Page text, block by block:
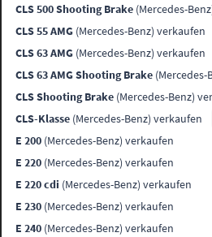
CLS 500 Shooting Brake (Mercedes-
CLS 55 AMG (Mercedes-Benz) verkaufen
CLS 63 AMG (Mercedes-Benz) verkaufen
CLS 63 AMG Shooting Brake (Mercedes-
CLS Shooting Brake (Mercedes-Benz)
CLS-Klasse (Mercedes-Benz) verkaufen
E 200 (Mercedes-Benz) verkaufen
E 220 (Mercedes-Benz) verkaufen
E 220 cdi (Mercedes-Benz) verkaufen
E 230 (Mercedes-Benz) verkaufen
E 240 (Mercedes-Benz) verkaufen